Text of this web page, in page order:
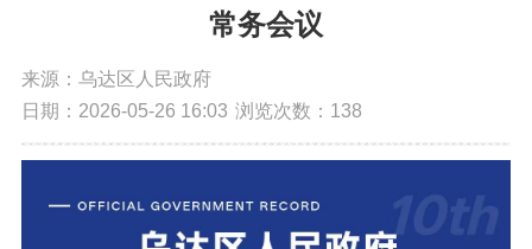
常务会议
来源：乌达区人民政府
日期：2026-05-26 16:03 浏览次数： 138